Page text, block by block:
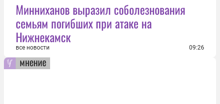
Минниханов выразил соболезнования
семьям погибших при атаке на
Нижнекамск
все новости 09:26
мнение